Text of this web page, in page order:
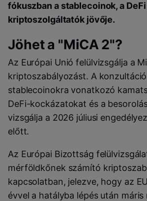
fókuszban a stablecoinok, a DeFi
kriptoszolgáltatók jövője.
Jöhet a "MiCA 2"?
Az Európai Unió felülvizsgálja a
kriptoszabályozást. A
stablecoinokra vonatkozó
DeFi-kockázatokat és a
vizsgálja a 2026 júliusi
előtt.
Az Európai Bizottság
mérföldkőnek számító
kapcsolatban, jelezve, hogy az
évvel a hatályba lépés után